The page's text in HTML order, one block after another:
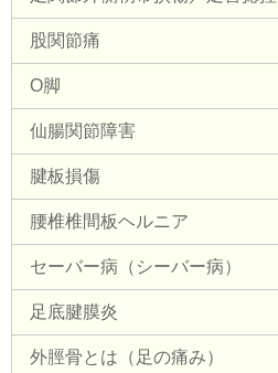
股関節痛
O脚
仙腸関節障害
腱板損傷
腰椎椎間板ヘルニア
セーバー病（シーバー病）
足底腱膜炎
外脛骨とは（足の痛み）